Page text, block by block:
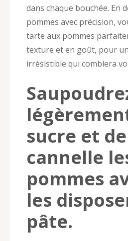
dans chaque bouchée. En
pommes avec précision,
tarte aux pommes
texture et en goût, pour
irrésistible qui comblera
sucre et de
cannelle
pommes
les
pâte.